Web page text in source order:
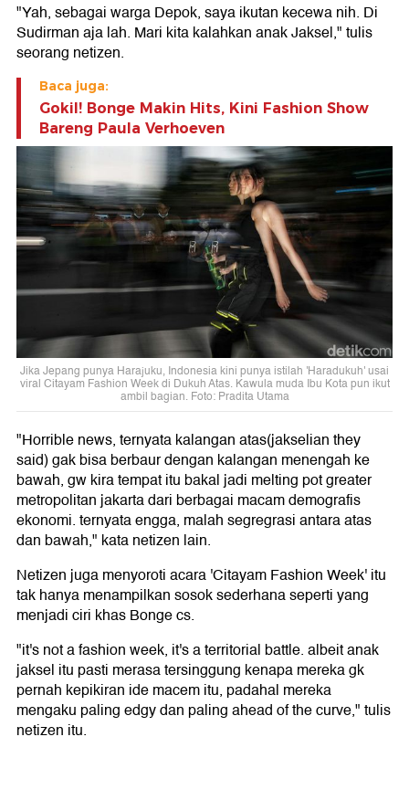
"Yah, sebagai warga Depok, saya ikutan kecewa nih. Di
Sudirman aja lah. Mari kita kalahkan anak Jaksel," tulis
seorang netizen.
Baca juga:
Gokil! Bonge Makin Hits, Kini Fashion Show
Bareng Paula Verhoeven
Jika Jepang punya Harajuku, Indonesia kini punya istilah 'Haradukuh' usai
viral Citayam Fashion Week di Dukuh Atas. Kawula muda Ibu Kota pun ikut
ambil bagian. Foto: Pradita Utama
"Horrible news, ternyata kalangan atas(jakselian they
said) gak bisa berbaur dengan kalangan menengah ke
bawah, gw kira tempat itu bakal jadi melting pot greater
metropolitan jakarta dari berbagai macam demografis
ekonomi. ternyata engga, malah segregrasi antara atas
dan bawah," kata netizen lain.
Netizen juga menyoroti acara 'Citayam Fashion Week' itu
tak hanya menampilkan sosok sederhana seperti yang
menjadi ciri khas Bonge cs.
"it's not a fashion week, it's a territorial battle. albeit anak
jaksel itu pasti merasa tersinggung kenapa mereka gk
pernah kepikiran ide macem itu, padahal mereka
mengaku paling edgy dan paling ahead of the curve," tulis
netizen itu.